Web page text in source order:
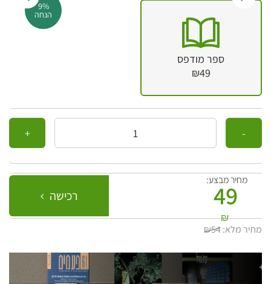
9%
הנחה
ספר מודפס
₪49
כמות
מחיר מבצע:
49
₪
רכישה
מחיר מלא:₪54